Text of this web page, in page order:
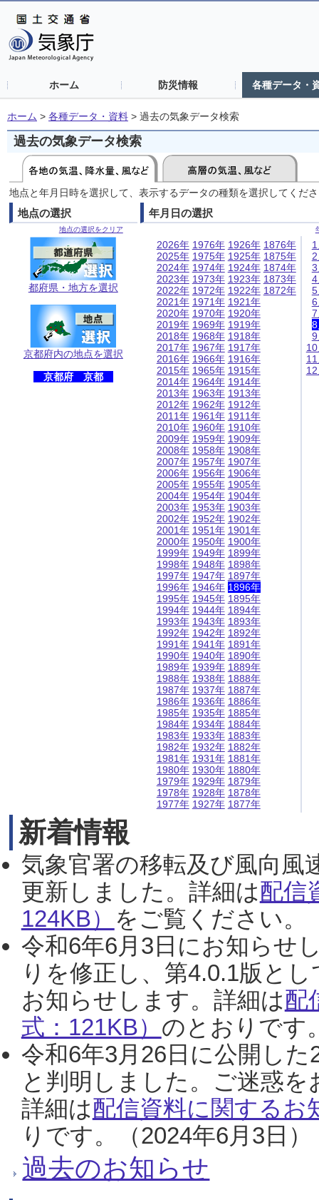
ホーム 防災情報 各種データ・
ホーム > 各種データ・資料 > 過去の気象データ検索
過去の気象データ検索
地点と年月日時を選択して、表示するデータの種類を選択してくだ
地点の選択
地点の選択をクリア
都府県・地方を選択
京都府内の地点を選択
京都府 京都
年月日の選択
2026年
2025年
2024年
2023年
2022年
2021年
2020年
2019年
2018年
2017年
2016年
2015年
2014年
2013年
2012年
2011年
2010年
2009年
2008年
2007年
2006年
2005年
2004年
2003年
2002年
2001年
2000年
1999年
1998年
1997年
1996年
1995年
1994年
1993年
1992年
1991年
1990年
1989年
1988年
1987年
1986年
1985年
1984年
1983年
1982年
1981年
1980年
1979年
1978年
1977年
1976年
1975年
1974年
1973年
1972年
1971年
1970年
1969年
1968年
1967年
1966年
1965年
1964年
1963年
1962年
1961年
1960年
1959年
1958年
1957年
1956年
1955年
1954年
1953年
1952年
1951年
1950年
1949年
1948年
1947年
1946年
1945年
1944年
1943年
1942年
1941年
1940年
1939年
1938年
1937年
1936年
1935年
1934年
1933年
1932年
1931年
1930年
1929年
1928年
1927年
1926年
1925年
1924年
1923年
1922年
1921年
1920年
1919年
1918年
1917年
1916年
1915年
1914年
1913年
1912年
1911年
1910年
1909年
1908年
1907年
1906年
1905年
1904年
1903年
1902年
1901年
1900年
1899年
1898年
1897年
1896年
1895年
1894年
1893年
1892年
1891年
1890年
1889年
1888年
1887年
1886年
1885年
1884年
1883年
1882年
1881年
1880年
1879年
1878年
1877年
1876年
1875年
1874年
1873年
1872年
新着情報
気象官署の移転及び風向風
更新しました。詳細は配信
124KB） をご覧ください。
令和6年6月3日にお知らせ
りを修正し、第4.0.1版と
お知らせします。詳細は配
式：121KB） のとおりです
令和6年3月26日に公開し
と判明しました。ご迷惑
詳細は配信資料に関するお
りです。（2024年6月3日）
過去のお知らせ